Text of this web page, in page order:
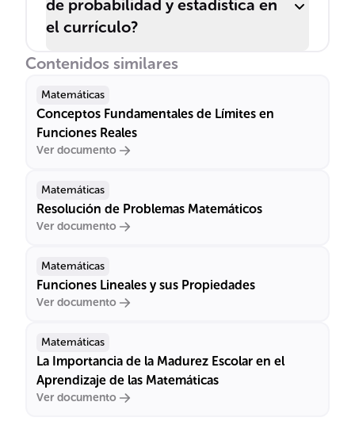
de probabilidad y estadística en
el currículo?
Contenidos similares
Matemáticas
Conceptos Fundamentales de Límites en
Funciones Reales
Ver documento
Matemáticas
Resolución de Problemas Matemáticos
Ver documento
Matemáticas
Funciones Lineales y sus Propiedades
Ver documento
Matemáticas
La Importancia de la Madurez Escolar en el
Aprendizaje de las Matemáticas
Ver documento